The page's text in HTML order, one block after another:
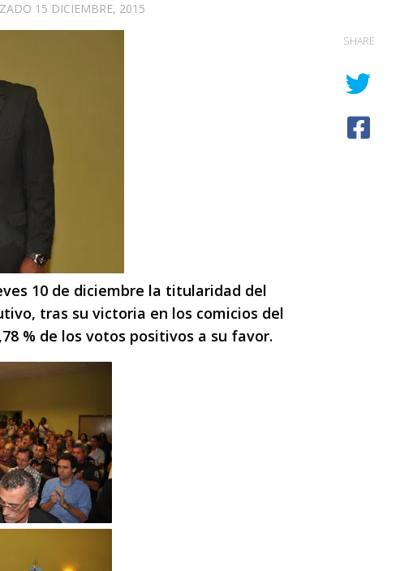
15 DICIEMBRE, 2015
10 de diciembre la titularidad del
tras su victoria en los comicios del
% de los votos positivos a su favor.
SHARE